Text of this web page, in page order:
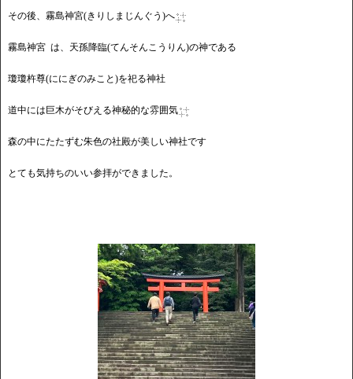
その後、霧島神宮(きりしまじんぐう)へ
霧島神宮 は、天孫降臨(てんそんこうりん)の神である
瓊瓊杵尊(ににぎのみこと)を祀る神社
道中には巨木がそびえる神秘的な雰囲気
森の中にたたずむ朱色の社殿が美しい神社です
とても気持ちのいい参拝ができました。